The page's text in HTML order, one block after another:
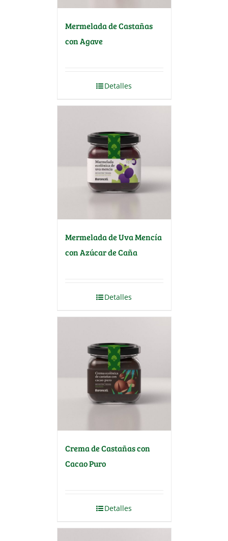
Mermelada de Castañas
con Agave
Detalles
Mermelada de Uva Mencía
con Azúcar de Caña
Detalles
Crema de Castañas con
Cacao Puro
Detalles